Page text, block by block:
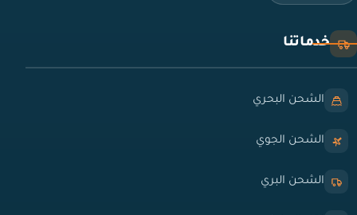
خدماتنا
الشحن البحري
الشحن الجوي
الشحن البري